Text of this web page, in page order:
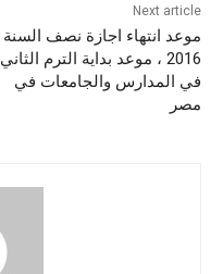
Next article
موعد انتهاء اجازة نصف السنة
2016 ، موعد بداية الترم الثاني
في المدارس والجامعات في
مصر